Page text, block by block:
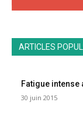
ARTICLES
Fatigue intense
30 juin 2015